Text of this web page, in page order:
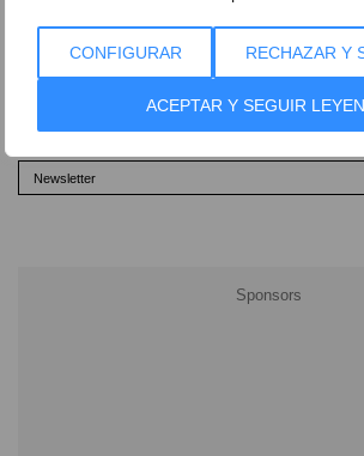
CONFIGURAR RECHAZAR Y
ACEPTAR Y SEGUIR
Ver promociones
Ver sorteos
Newsletter